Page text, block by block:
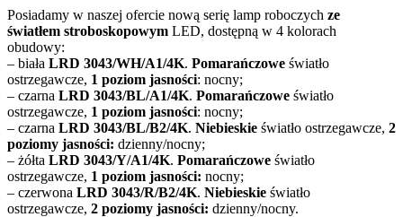
Posiadamy w naszej ofercie nową serię lamp roboczych ze
światłem stroboskopowym LED, dostępną w 4 kolorach
obudowy:
– biała LRD 3043/WH/A1/4K. Pomarańczowe światło
ostrzegawcze, 1 poziom jasności: nocny;
– czarna LRD 3043/BL/A1/4K. Pomarańczowe światło
ostrzegawcze, 1 poziom jasności: nocny;
– czarna LRD 3043/BL/B2/4K. Niebieskie światło ostrzegawcze, 2
poziomy jasności: dzienny/nocny;
– żółta LRD 3043/Y/A1/4K. Pomarańczowe światło
ostrzegawcze, 1 poziom jasności: nocny;
– czerwona LRD 3043/R/B2/4K. Niebieskie światło
ostrzegawcze, 2 poziomy jasności: dzienny/nocny.